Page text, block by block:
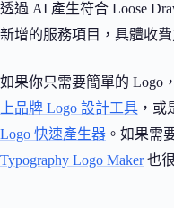
透過 AI 產生符合 Loose
新增的服務項目，具體收
如果你只需要簡單的 Logo
上品牌 Logo 設計工具 ，或
Logo 快速產生器 。如果需
Typography Logo Maker也